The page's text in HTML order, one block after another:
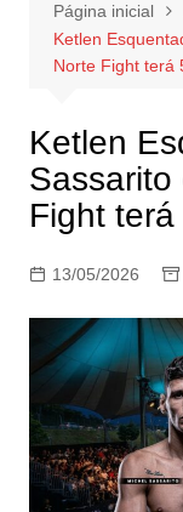
Página inicial
Ketlen
Norte Fight terá
Ketlen
Sassarito
Fight
13/05/2026